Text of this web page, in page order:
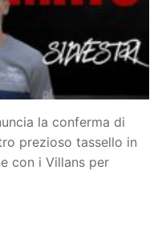
la conferma di
prezioso tassello in
con i Villans per